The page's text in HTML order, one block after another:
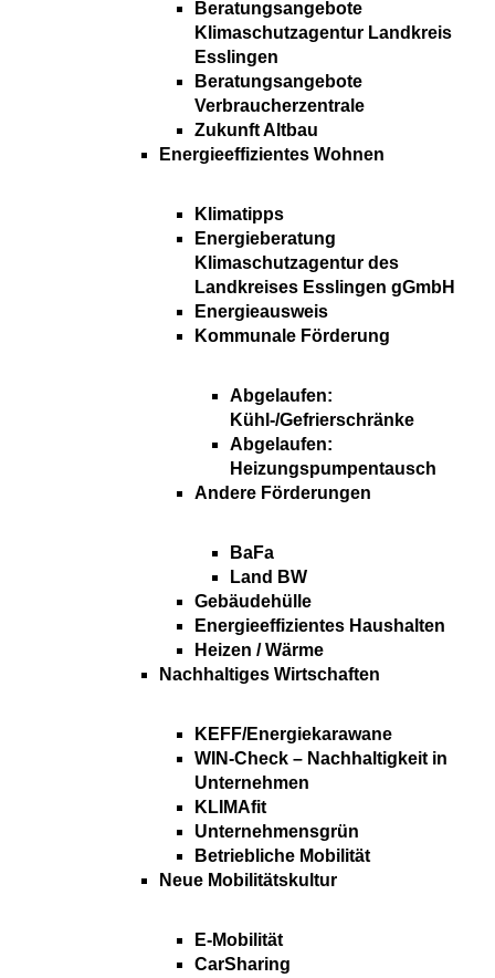
Beratungsangebote
Klimaschutzagentur Landkreis
Esslingen
Beratungsangebote
Verbraucherzentrale
Zukunft Altbau
Energieeffizientes Wohnen
Klimatipps
Energieberatung
Klimaschutzagentur des
Landkreises Esslingen gGmbH
Energieausweis
Kommunale Förderung
Abgelaufen:
Kühl-/Gefrierschränke
Abgelaufen:
Heizungspumpentausch
Andere Förderungen
BaFa
Land BW
Gebäudehülle
Energieeffizientes Haushalten
Heizen / Wärme
Nachhaltiges Wirtschaften
KEFF/Energiekarawane
WIN-Check – Nachhaltigkeit in
Unternehmen
KLIMAfit
Unternehmensgrün
Betriebliche Mobilität
Neue Mobilitätskultur
E-Mobilität
CarSharing